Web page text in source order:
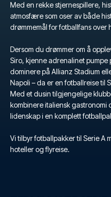
Med en rekke stjernespillere,
atmosfære som oser av både
drømmemål for fotballfans over
Dersom du drømmer om å
Siro, kjenne adrenalinet pumpe
dominere på Allianz Stadium
Napoli – da er en fotballreise til
Med et dusin tilgjengelige
kombinere italiensk gastronomi
lidenskap i en komplett
Vi tilbyr fotballpakker til Serie A
hoteller og flyreise.